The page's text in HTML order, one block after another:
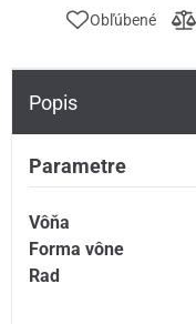
Obľúbené
Popis
Parametre
Vôňa
Forma vône
Rad